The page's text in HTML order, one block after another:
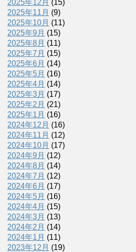
2025年12月 (15)
2025年11月 (9)
2025年10月 (11)
2025年9月 (15)
2025年8月 (11)
2025年7月 (15)
2025年6月 (14)
2025年5月 (16)
2025年4月 (14)
2025年3月 (17)
2025年2月 (21)
2025年1月 (16)
2024年12月 (16)
2024年11月 (12)
2024年10月 (17)
2024年9月 (12)
2024年8月 (14)
2024年7月 (12)
2024年6月 (17)
2024年5月 (16)
2024年4月 (15)
2024年3月 (13)
2024年2月 (14)
2024年1月 (11)
2023年12月 (19)